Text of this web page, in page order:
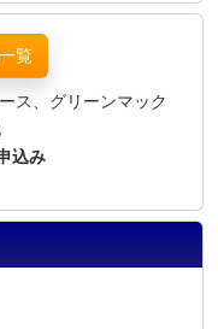
覧
ス、グリーンマック
込み